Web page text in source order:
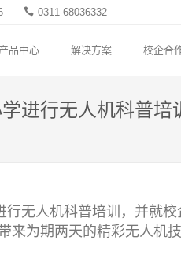
0311-68036332
产品中心 解决方案 校企合
进行无人机科普培训
无人机科普培训，并就
为期两天的精彩无人机技